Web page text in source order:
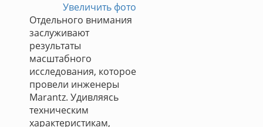
Увеличить фото
Отдельного внимания
заслуживают
результаты
масштабного
исследования, которое
провели инженеры
Marantz. Удивляясь
техническим
характеристикам,